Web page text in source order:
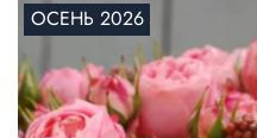
ОСЕНЬ 2026